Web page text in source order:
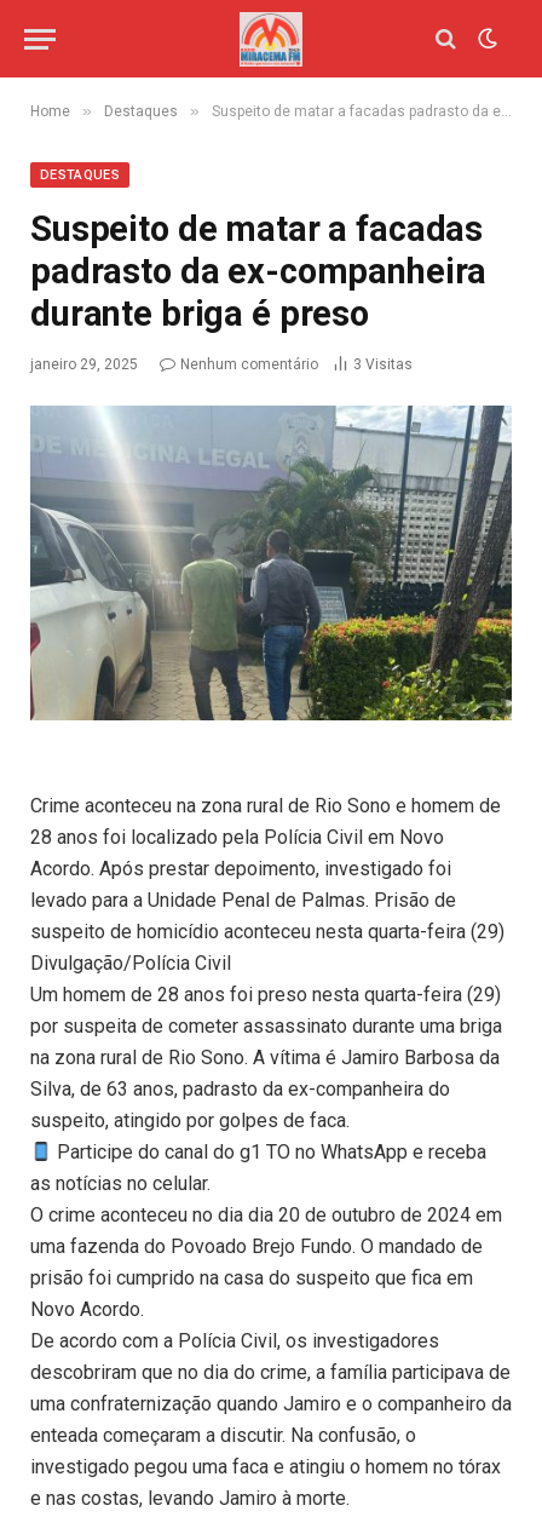
Home » Destaques » Suspeito de matar a facadas padrasto da ex-companheira durante briga é preso
DESTAQUES
Suspeito de matar a facadas
padrasto da ex-companheira
durante briga é preso
janeiro 29, 2025 Nenhum comentário 3 Visitas
Crime aconteceu na zona rural de Rio Sono e homem de
28 anos foi localizado pela Polícia Civil em Novo
Acordo. Após prestar depoimento, investigado foi
levado para a Unidade Penal de Palmas. Prisão de
suspeito de homicídio aconteceu nesta quarta-feira (29)
Divulgação/Polícia Civil
Um homem de 28 anos foi preso nesta quarta-feira (29)
por suspeita de cometer assassinato durante uma briga
na zona rural de Rio Sono. A vítima é Jamiro Barbosa da
Silva, de 63 anos, padrasto da ex-companheira do
suspeito, atingido por golpes de faca.
Participe do canal do g1 TO no WhatsApp e receba
as notícias no celular.
O crime aconteceu no dia dia 20 de outubro de 2024 em
uma fazenda do Povoado Brejo Fundo. O mandado de
prisão foi cumprido na casa do suspeito que fica em
Novo Acordo.
De acordo com a Polícia Civil, os investigadores
descobriram que no dia do crime, a família participava de
uma confraternização quando Jamiro e o companheiro da
enteada começaram a discutir. Na confusão, o
investigado pegou uma faca e atingiu o homem no tórax
e nas costas, levando Jamiro à morte.